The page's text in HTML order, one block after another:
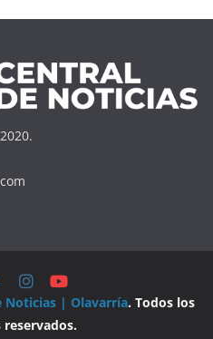
Noticias | Olavarría. Todos los
reservados.